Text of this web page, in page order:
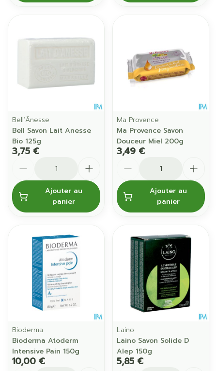
Bell’Ânesse
Bell Savon Lait Anesse
Bio 125g
3,75 €
Ajouter au
panier
Ma Provence
Ma Provence Savon
Douceur Miel 200g
3,49 €
Ajouter au
panier
Bioderma
Bioderma Atoderm
Intensive Pain 150g
10,00 €
Laino
Laino Savon Solide D
Alep 150g
5,85 €